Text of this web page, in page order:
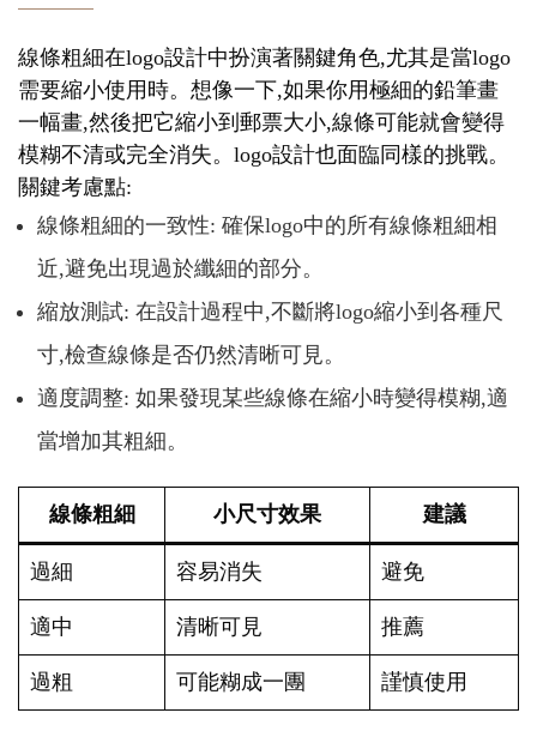
線條粗細在logo設計中扮演著關鍵角色,尤其是當logo
需要縮小使用時。想像一下,如果你用極細的鉛筆畫
一幅畫,然後把它縮小到郵票大小,線條可能就會變得
模糊不清或完全消失。logo設計也面臨同樣的挑戰。
關鍵考慮點:
線條粗細的一致性: 確保logo中的所有線條粗細相
近,避免出現過於纖細的部分。
縮放測試: 在設計過程中,不斷將logo縮小到各種尺
寸,檢查線條是否仍然清晰可見。
適度調整: 如果發現某些線條在縮小時變得模糊,適
當增加其粗細。
線條粗細 小尺寸效果 建議
過細 容易消失 避免
適中 清晰可見 推薦
過粗 可能糊成一團 謹慎使用